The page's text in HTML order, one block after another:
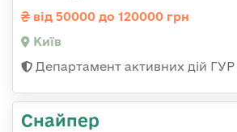
від 50000 до 120000 грн
Київ
Департамент активних дій
Снайпер